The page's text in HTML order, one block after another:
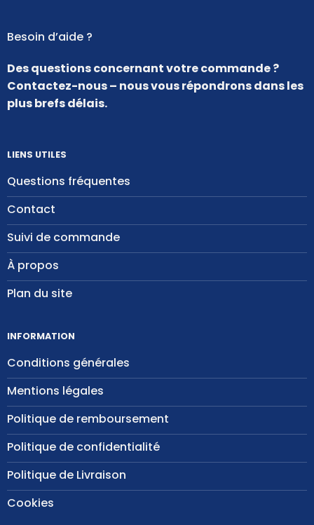
LIENS UTILES
Questions fréquentes
Contact
Suivi de commande
À propos
Plan du site
INFORMATION
Conditions générales
Mentions légales
Politique de remboursement
Politique de confidentialité
Politique de Livraison
Cookies
Besoin d’aide ?
Des questions concernant votre commande ?
Contactez-nous – nous vous répondrons dans les
plus brefs délais.